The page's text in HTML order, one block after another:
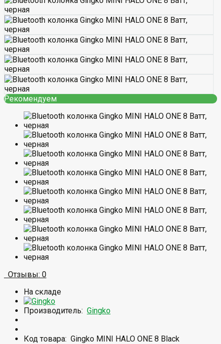
Рекомендуем
Отзывы: 0
На складе
Производитель: Gingko
Код товара: Gingko MINI HALO ONE 8 Black